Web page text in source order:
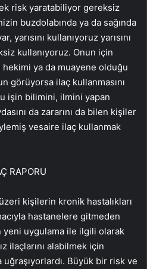
risk yaratabiliyor gereksiz
buzdolabında ya da sağında
yarısını kullanıyoruz yarısını
kullanıyoruz. Onun için
ya da muayene olduğu
görüyorsa ilaç kullanmasını
işin bilimini, ilmini yapan
da zararını da bilen kişiler
vesaire ilaç kullanmak
RAPORU
kişilerin kronik hastalıkları
hastanelere gitmeden
yeni uygulama ile ilgili olarak
ilaçlarını alabilmek için
Büyük bir risk ve